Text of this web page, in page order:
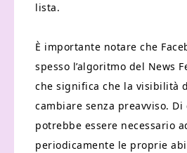
lista.
È importante notare che
spesso l’algoritmo del News
che significa che la visibilità
cambiare senza preavviso. Di
potrebbe essere necessario
periodicamente le proprie